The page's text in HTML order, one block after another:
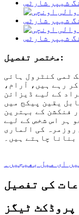
مختصر تفصیل:
ٹمی کنٹرول ہائی
رہے ہیں، آرام،
کے لیے ڈیزائن
یقین پیکج میں
فنکشن کے بہترین
ہر اس شخص کے لیے
روزمرہ کی الماری
بنانا چاہتے ہیں۔
ای میل بھیجیں۔
کی تفصیل
پروڈکٹ ٹیگز